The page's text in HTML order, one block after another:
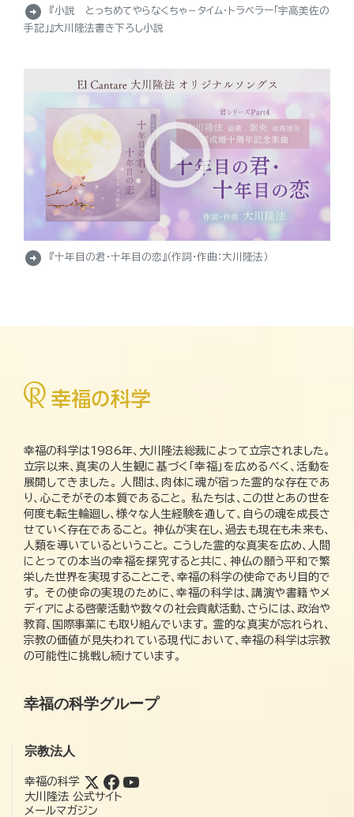
arrow_circle_right
『小説 とっちめてやらなくちゃ－タイム・トラベラー「宇高美佐の
手記」』大川隆法書き下ろし小説
arrow_circle_right 『十年目の君・十年目の恋』（作詞・作曲：大川隆法）
幸福の科学は1986年、大川隆法総裁によって立宗されました。
立宗以来、真実の人生観に基づく「幸福」を広めるべく、活動を
展開してきました。 人間は、肉体に魂が宿った霊的な存在であ
り、心こそがその本質であること。 私たちは、この世とあの世を
何度も転生輪廻し、様々な人生経験を通して、自らの魂を成長さ
せていく存在であること。 神仏が実在し、過去も現在も未来も、
人類を導いているということ。 こうした霊的な真実を広め、人間
にとっての本当の幸福を探究すると共に、神仏の願う平和で繁
栄した世界を実現することこそ、幸福の科学の使命であり目的で
す。 その使命の実現のために、幸福の科学は、講演や書籍やメ
ディアによる啓蒙活動や数々の社会貢献活動、さらには、政治や
教育、国際事業にも取り組んでいます。 霊的な真実が忘れられ、
宗教の価値が見失われている現代において、幸福の科学は宗教
の可能性に挑戦し続けています。
幸福の科学グループ
宗教法人
幸福の科学
大川隆法 公式サイト
メールマガジン